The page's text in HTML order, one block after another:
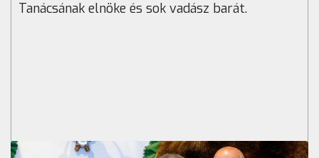
Tanácsának elnöke és sok vadász barát.